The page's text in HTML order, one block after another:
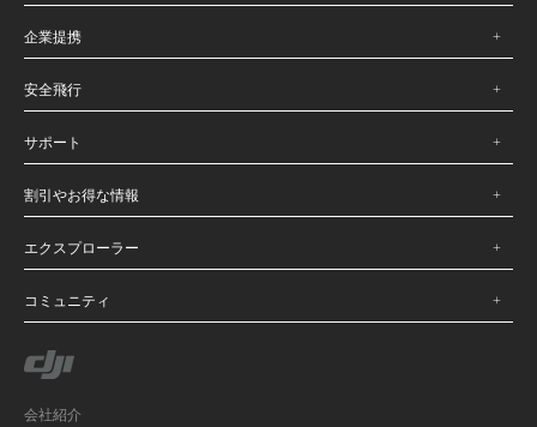
企業提携
安全飛行
サポート
割引やお得な情報
エクスプローラー
コミュニティ
会社紹介